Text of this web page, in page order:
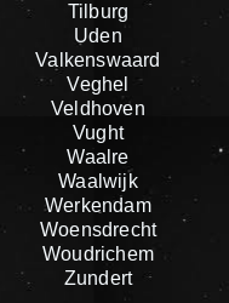
Tilburg
Uden
Valkenswaard
Veghel
Veldhoven
Vught
Waalre
Waalwijk
Werkendam
Woensdrecht
Woudrichem
Zundert